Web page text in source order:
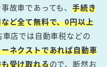
故車であっても、手続き
ど全て無料で、0円以上
店では自動車税などの
ネクストであれば自動車
受け取れるので、断然お